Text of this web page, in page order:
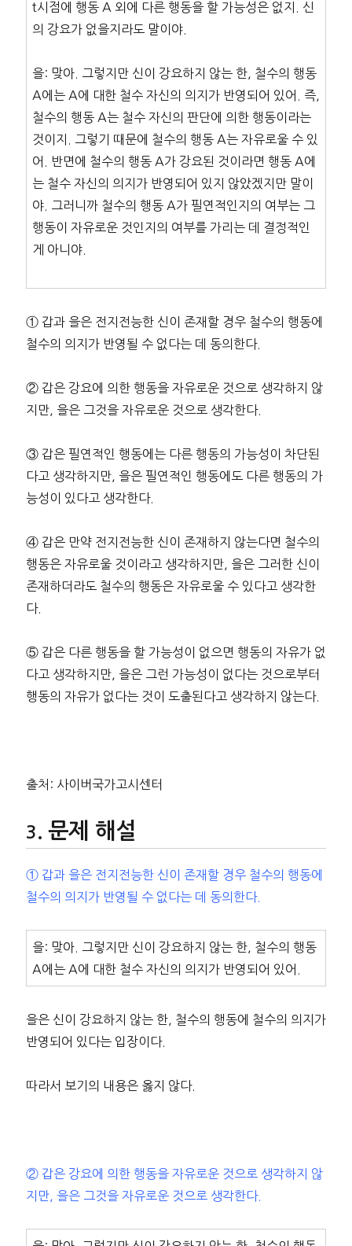
t시점에 행동 A 외에 다른 행동을 할 가능성은 없지. 신
의 강요가 없을지라도 말이야.
을: 맞아. 그렇지만 신이 강요하지 않는 한, 철수의 행동
A에는 A에 대한 철수 자신의 의지가 반영되어 있어. 즉,
철수의 행동 A는 철수 자신의 판단에 의한 행동이라는
것이지. 그렇기 때문에 철수의 행동 A는 자유로울 수 있
어. 반면에 철수의 행동 A가 강요된 것이라면 행동 A에
는 철수 자신의 의지가 반영되어 있지 않았겠지만 말이
야. 그러니까 철수의 행동 A가 필연적인지의 여부는 그
행동이 자유로운 것인지의 여부를 가리는 데 결정적인
게 아니야.
① 갑과 을은 전지전능한 신이 존재할 경우 철수의 행동에
철수의 의지가 반영될 수 없다는 데 동의한다.
② 갑은 강요에 의한 행동을 자유로운 것으로 생각하지 않
지만, 을은 그것을 자유로운 것으로 생각한다.
③ 갑은 필연적인 행동에는 다른 행동의 가능성이 차단된
다고 생각하지만, 을은 필연적인 행동에도 다른 행동의 가
능성이 있다고 생각한다.
④ 갑은 만약 전지전능한 신이 존재하지 않는다면 철수의
행동은 자유로울 것이라고 생각하지만, 을은 그러한 신이
존재하더라도 철수의 행동은 자유로울 수 있다고 생각한
다.
⑤ 갑은 다른 행동을 할 가능성이 없으면 행동의 자유가 없
다고 생각하지만, 을은 그런 가능성이 없다는 것으로부터
행동의 자유가 없다는 것이 도출된다고 생각하지 않는다.
출처: 사이버국가고시센터
문제 해설
① 갑과 을은 전지전능한 신이 존재할 경우 철수의 행동에
철수의 의지가 반영될 수 없다는 데 동의한다.
을: 맞아. 그렇지만 신이 강요하지 않는 한, 철수의 행동
A에는 A에 대한 철수 자신의 의지가 반영되어 있어.
을은 신이 강요하지 않는 한, 철수의 행동에 철수의 의지가
반영되어 있다는 입장이다.
따라서 보기의 내용은 옳지 않다.
② 갑은 강요에 의한 행동을 자유로운 것으로 생각하지 않
지만, 을은 그것을 자유로운 것으로 생각한다.